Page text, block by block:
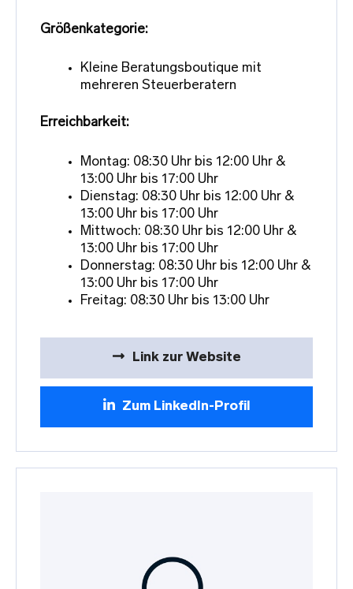
Größenkategorie:
Kleine Beratungsboutique mit
mehreren Steuerberatern
Erreichbarkeit:
Montag: 08:30 Uhr bis 12:00 Uhr &
13:00 Uhr bis 17:00 Uhr
Dienstag: 08:30 Uhr bis 12:00 Uhr &
13:00 Uhr bis 17:00 Uhr
Mittwoch: 08:30 Uhr bis 12:00 Uhr &
13:00 Uhr bis 17:00 Uhr
Donnerstag: 08:30 Uhr bis 12:00 Uhr &
13:00 Uhr bis 17:00 Uhr
Freitag: 08:30 Uhr bis 13:00 Uhr
Link zur Website
Zum LinkedIn-Profil